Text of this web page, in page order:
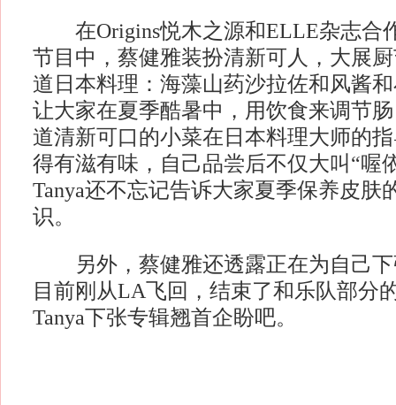
在Origins悦木之源和ELLE杂志合
节目中，蔡健雅装扮清新可人，大展
道日本料理：海藻山药沙拉佐和风酱
让大家在夏季酷暑中，用饮食来调节
道清新可口的小菜在日本料理大师的
得有滋有味，自己品尝后不仅大叫“喔
Tanya还不忘记告诉大家夏季保养皮肤
识。
另外，蔡健雅还透露正在为自己下
目前刚从LA飞回，结束了和乐队部分
Tanya下张专辑翘首企盼吧。